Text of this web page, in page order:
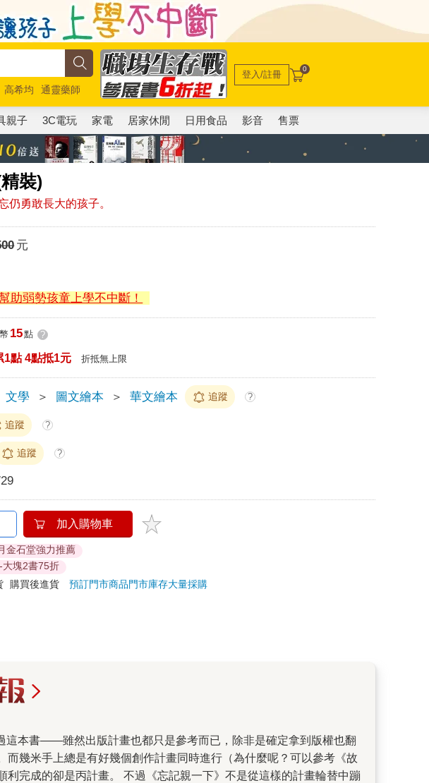
高希均
通靈藥師
登入/註冊 0
親子 3C電玩 家電 居家休閒 日用食品 影音 售票
裝)
仍勇敢長大的孩子。
元
助弱勢孩童上學不中斷！
15點 ?
1點 4點抵1元 折抵無上限
文學 ＞ 圖文繪本 ＞ 華文繪本 追蹤 ?
追蹤 ?
追蹤 ?
加入購物車
金石堂強力推薦
塊2書75折
購買後進貨預訂門市商品門市庫存大量採購
幾米手上總是有好幾個創作計畫同時進行（為什麼呢？可以參考《故
完成的卻是丙計畫。 不過《忘記親一下》不是從這樣的計畫輪替中蹦